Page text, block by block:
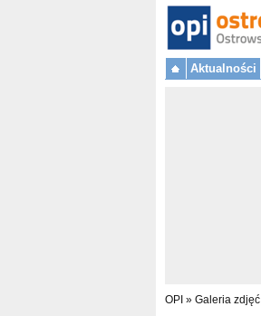
Aktualności
OPI » Galeria zdjęć